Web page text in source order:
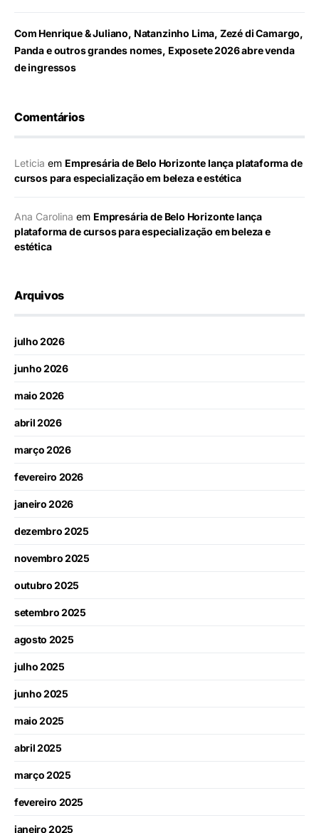
Com Henrique & Juliano, Natanzinho Lima, Zezé di Camargo,
Panda e outros grandes nomes, Exposete 2026 abre venda
de ingressos
Comentários
Leticia em Empresária de Belo Horizonte lança plataforma de
cursos para especialização em beleza e estética
Ana Carolina em Empresária de Belo Horizonte lança
plataforma de cursos para especialização em beleza e
estética
Arquivos
julho 2026
junho 2026
maio 2026
abril 2026
março 2026
fevereiro 2026
janeiro 2026
dezembro 2025
novembro 2025
outubro 2025
setembro 2025
agosto 2025
julho 2025
junho 2025
maio 2025
abril 2025
março 2025
fevereiro 2025
janeiro 2025